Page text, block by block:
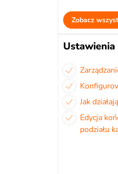
Zobacz
Jak
Edycja
podziału